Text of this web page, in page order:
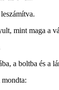
mint maga a
a boltba és a